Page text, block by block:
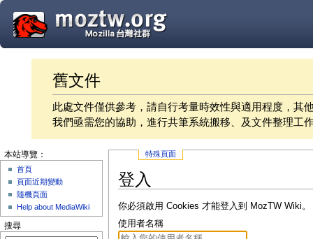
舊文件
此處文件僅供參考，請自行考量時效性與適用程度，其
我們亟需您的協助，進行共筆系統搬移、及文件整理工
特殊頁面
登入
你必須啟用 Cookies 才能登入到 MozTW Wiki。
使用者名稱
本站導覽：
首頁
頁面近期變動
隨機頁面
Help about MediaWiki
搜尋